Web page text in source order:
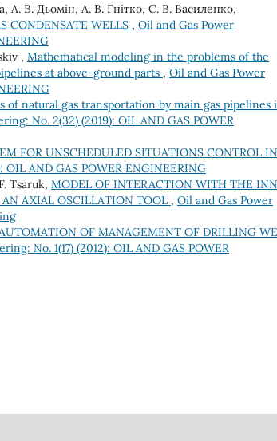
В. Дьомін, А. В. Гнітко, С. В. Василенко,
CONDENSATE WELLS , Oil and Gas Power
, Mathematical modeling in the problems of the
at above-ground parts , Oil and Gas Power
of natural gas transportation by main gas pipelines
No. 2(32) (2019): OIL AND GAS POWER
FOR UNSCHEDULED SITUATIONS CONTROL IN
AND GAS POWER ENGINEERING
Tsaruk, MODEL OF INTERACTION WITH THE
AXIAL OSCILLATION TOOL , Oil and Gas Power
OF MANAGEMENT OF DRILLING
No. 1(17) (2012): OIL AND GAS POWER